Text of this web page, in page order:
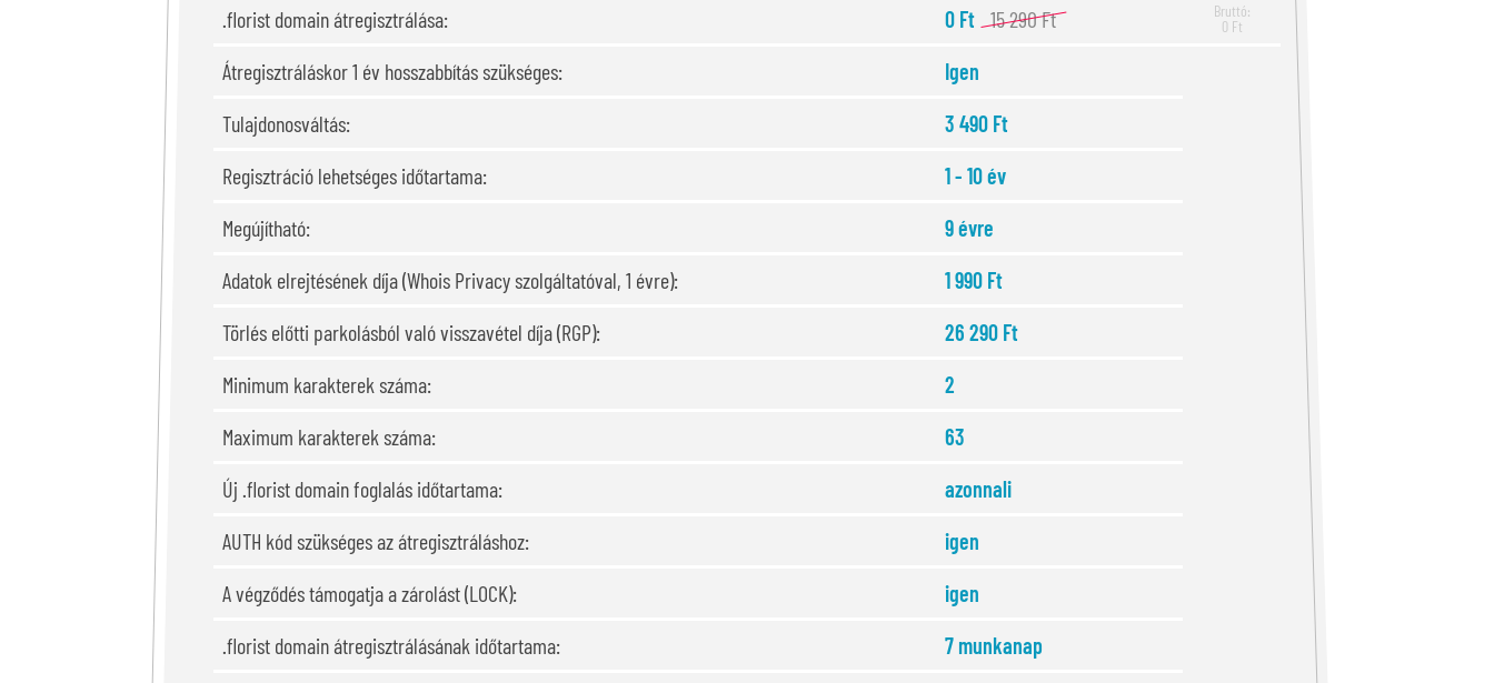
.florist domain átregisztrálása: 0 Ft 15 290 Ft
Bruttó:
0 Ft
Átregisztráláskor 1 év hosszabbítás szükséges:
Igen
Tulajdonosváltás:
3 490 Ft
Regisztráció lehetséges időtartama:
1 - 10 év
Megújítható:
9 évre
Adatok elrejtésének díja (Whois Privacy szolgáltatóval, 1 évre):
1 990 Ft
Törlés előtti parkolásból való visszavétel díja (RGP):
26 290 Ft
Minimum karakterek száma:
2
Maximum karakterek száma:
63
Új .florist domain foglalás időtartama:
azonnali
AUTH kód szükséges az átregisztráláshoz:
igen
A végződés támogatja a zárolást (LOCK):
igen
.florist domain átregisztrálásának időtartama:
7 munkanap